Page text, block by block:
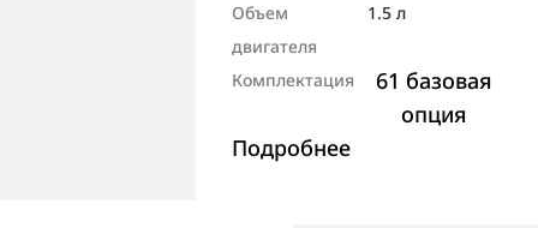
Объем
двигателя
1.5 л
Комплектация
61 базовая
опция
Подробнее